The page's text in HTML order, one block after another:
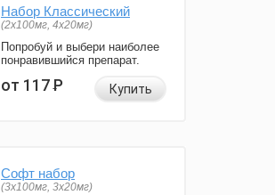
Набор Классический
(2x100мг, 4x20мг)
Попробуй и выбери наиболее
понравившийся препарат.
от 117Р Купить
Софт набор
(3x100мг, 3x20мг)